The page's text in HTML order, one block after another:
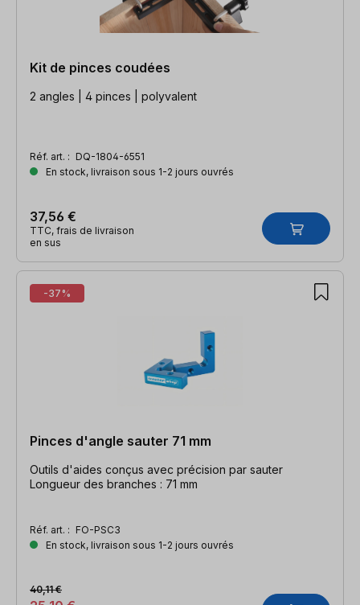
Kit de pinces coudées
2 angles | 4 pinces | polyvalent
Réf. art. : DQ-1804-6551
En stock, livraison sous 1-2 jours ouvrés
37,56 €
TTC, frais de livraison
en sus
-37%
Pinces d'angle sauter 71 mm
Outils d'aides conçus avec précision par sauter
Longueur des branches : 71 mm
Réf. art. : FO-PSC3
En stock, livraison sous 1-2 jours ouvrés
40,11 €